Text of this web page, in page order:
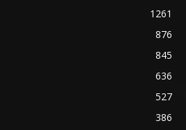
1261
876
845
636
527
386